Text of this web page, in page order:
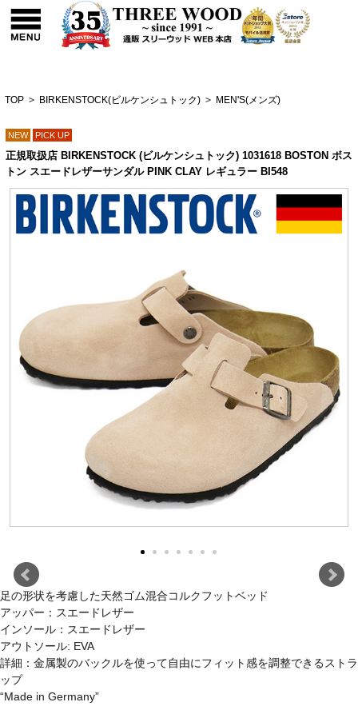
TOP > BIRKENSTOCK(ビルケンシュトック) > MEN'S(メンズ)
NEW PICK UP
正規取扱店 BIRKENSTOCK (ビルケンシュトック) 1031618 BOSTON ボス
トン スエードレザーサンダル PINK CLAY レギュラー BI548
足の形状を考慮した天然ゴム混合コルクフットベッド
アッパー：スエードレザー
インソール：スエードレザー
アウトソール: EVA
詳細：金属製のバックルを使って自由にフィット感を調整できるストラ
ップ
“Made in Germany”